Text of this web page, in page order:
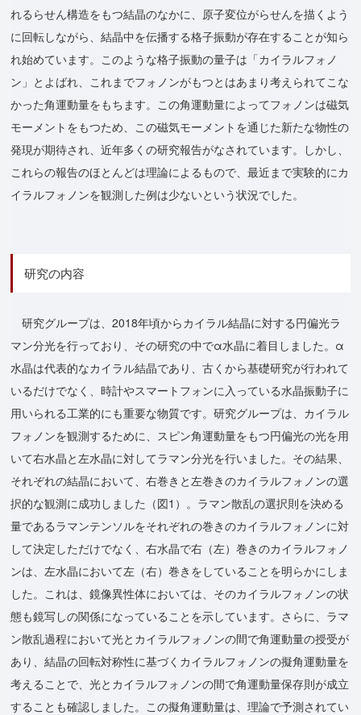
れるらせん構造をもつ結晶のなかに、原子変位がらせんを描くよう
に回転しながら、結晶中を伝播する格子振動が存在することが知ら
れ始めています。このような格子振動の量子は「カイラルフォノ
ン」とよばれ、これまでフォノンがもつとはあまり考えられてこな
かった角運動量をもちます。この角運動量によってフォノンは磁気
モーメントをもつため、この磁気モーメントを通じた新たな物性の
発現が期待され、近年多くの研究報告がなされています。しかし、
これらの報告のほとんどは理論によるもので、最近まで実験的にカ
イラルフォノンを観測した例は少ないという状況でした。
研究の内容
研究グループは、2018年頃からカイラル結晶に対する円偏光ラ
マン分光を行っており、その研究の中でα水晶に着目しました。α
水晶は代表的なカイラル結晶であり、古くから基礎研究が行われて
いるだけでなく、時計やスマートフォンに入っている水晶振動子に
用いられる工業的にも重要な物質です。研究グループは、カイラル
フォノンを観測するために、スピン角運動量をもつ円偏光の光を用
いて右水晶と左水晶に対してラマン分光を行いました。その結果、
それぞれの結晶において、右巻きと左巻きのカイラルフォノンの選
択的な観測に成功しました（図1）。ラマン散乱の選択則を決める
量であるラマンテンソルをそれぞれの巻きのカイラルフォノンに対
して決定しただけでなく、右水晶で右（左）巻きのカイラルフォノ
ンは、左水晶において左（右）巻きをしていることを明らかにしま
した。これは、鏡像異性体においては、そのカイラルフォノンの状
態も鏡写しの関係になっていることを示しています。さらに、ラマ
ン散乱過程において光とカイラルフォノンの間で角運動量の授受が
あり、結晶の回転対称性に基づくカイラルフォノンの擬角運動量を
考えることで、光とカイラルフォノンの間で角運動量保存則が成立
することも確認しました。この擬角運動量は、理論で予測されてい